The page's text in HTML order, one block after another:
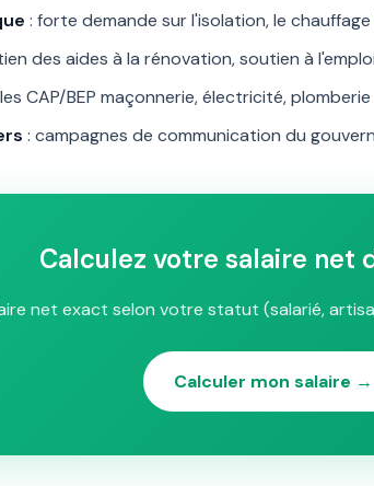
: forte demande sur l'isolation, le
des aides à la rénovation, soutien à
CAP/BEP maçonnerie, électricité,
: campagnes de communication du
Calculez votre salaire net
net exact selon votre statut (salarié,
Calculer mon salaire →